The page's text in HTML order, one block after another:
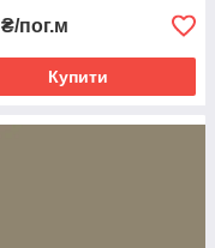
₴/пог.м
Купити